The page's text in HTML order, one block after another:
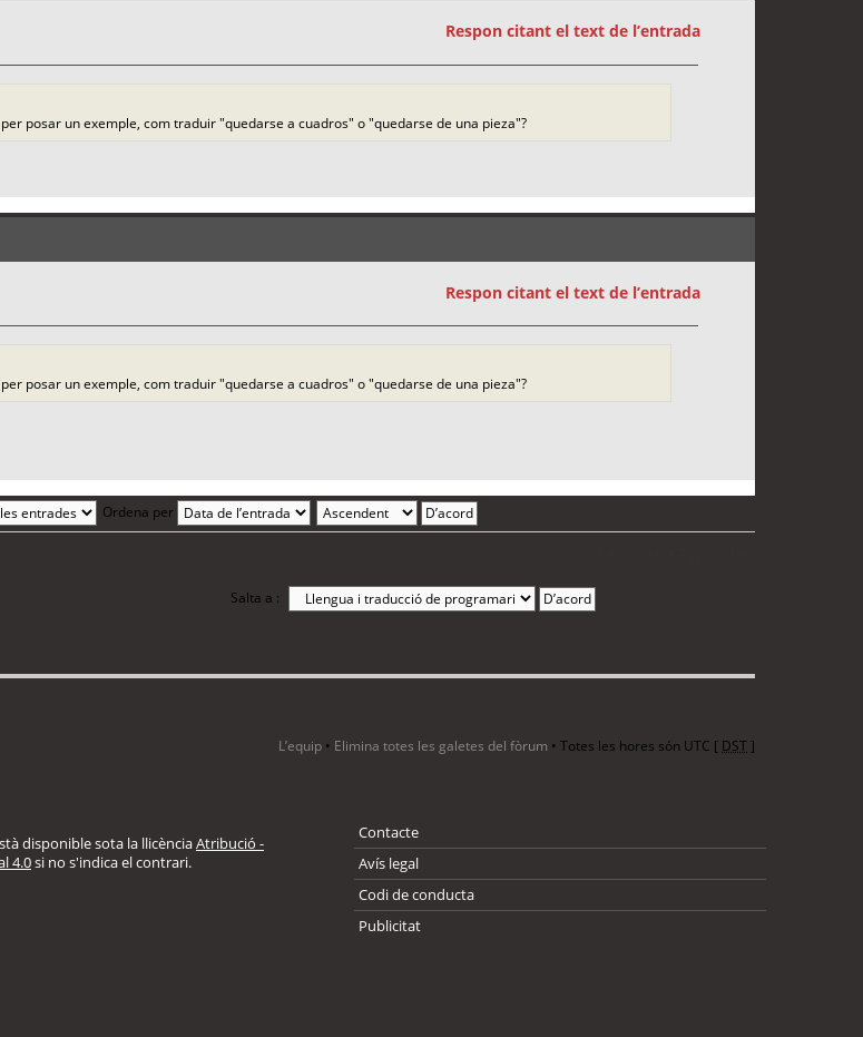
Respon citant el text de l’entrada
posar un exemple, com traduir "quedarse a cuadros" o "quedarse de una pieza"?
Respon citant el text de l’entrada
posar un exemple, com traduir "quedarse a cuadros" o "quedarse de una pieza"?
Ordena per
Salta a :
L’equip • Elimina totes les galetes del fòrum • Totes les hores són UTC [ DST]
disponible sota la llicènciaAtribució -
4.0si no s'indica el contrari.
Contacte
Avís legal
Codi de conducta
Publicitat